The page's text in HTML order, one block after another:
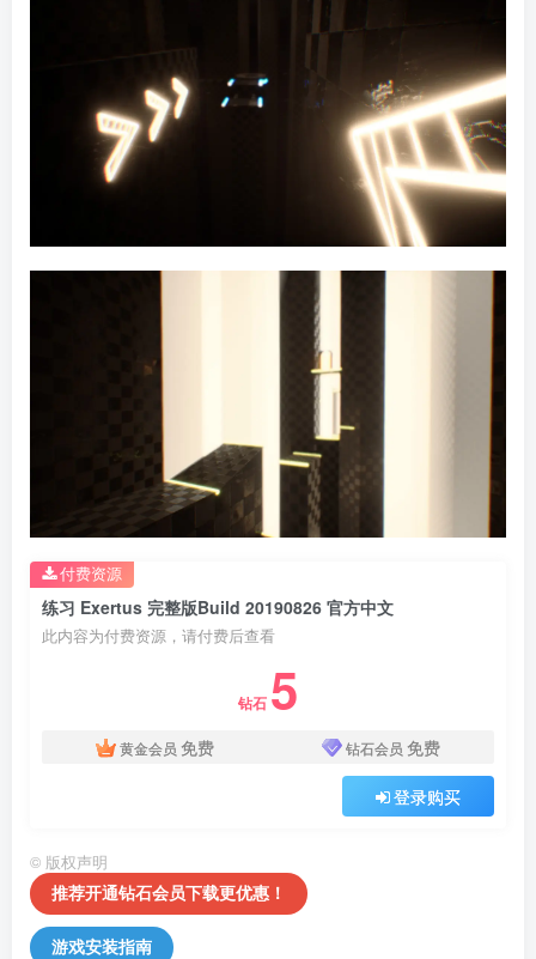
练习 Exertus 完整版Build 20190826 官方中文
此内容为付费资源，请付费后查看
钻石 5
黄金会员 免费 钻石会员 免费
登录购买
付费资源
© 版权声明
推荐开通钻石会员下载更优惠！
游戏安装指南